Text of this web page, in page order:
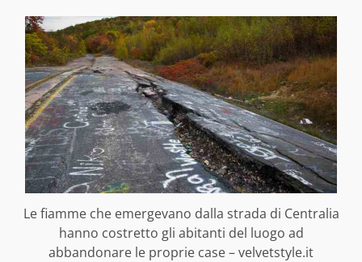
Le fiamme che emergevano dalla strada di Centralia
hanno costretto gli abitanti del luogo ad
abbandonare le proprie case – velvetstyle.it